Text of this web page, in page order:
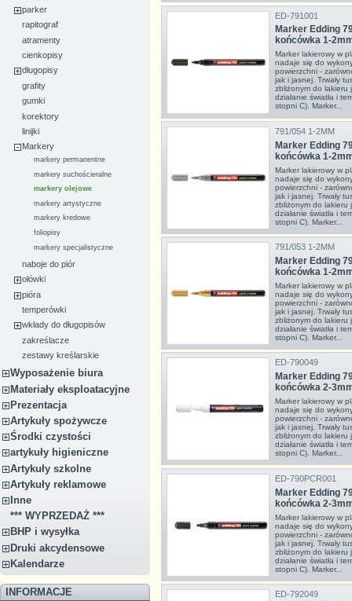
parker
rapitograf
atramenty
cienkopisy
długopisy
grafity
gumki
korektory
linijki
Markery
markery permanentne
markery suchościeralne
markery olejowe
markery artystyczne
markery kredowe
foliopisy
markery specjalistyczne
naboje do piór
ołówki
pióra
temperówki
wkłady do długopisów
zakreślacze
zestawy kreślarskie
Wyposażenie biura
Materiały eksploatacyjne
Prezentacja
Artykuły spożywcze
Środki czystości
artykuły higieniczne
Artykuły szkolne
Artykuły reklamowe
Inne
*** WYPRZEDAŻ ***
BHP i wysyłka
Druki akcydensowe
Kalendarze
INFORMACJE
ED-791001
Marker Edding
końcówka 1-
Marker lakierowy w
nadaje się do
powierzchni -
jak i jasnej. Trwały
zbliżonym do lakieru
działanie światła i
stopni C). Marker...
791/054 1-2MM
Marker Edding
końcówka 1-
Marker lakierowy w
nadaje się do
powierzchni -
jak i jasnej. Trwały
zbliżonym do lakieru
działanie światła i
stopni C). Marker...
791/053 1-2MM
Marker Edding
końcówka 1-
Marker lakierowy w
nadaje się do
powierzchni -
jak i jasnej. Trwały
zbliżonym do lakieru
działanie światła i
stopni C). Marker...
ED-790049
Marker Edding
końcówka 2-
Marker lakierowy w
nadaje się do
powierzchni -
jak i jasnej. Trwały
zbliżonym do lakieru
działanie światła i
stopni C). Marker...
ED-790PCR001
Marker Edding
końcówka 2-
Marker lakierowy w
nadaje się do
powierzchni -
jak i jasnej. Trwały
zbliżonym do lakieru
działanie światła i
stopni C). Marker...
ED-792049